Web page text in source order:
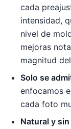
cada
intensidad,
nivel de
mejoras
magnitud
Solo se
enfocamos
cada foto
Natural y